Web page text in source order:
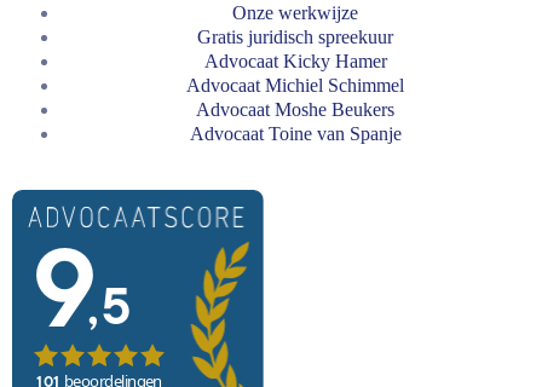
Onze werkwijze
Gratis juridisch spreekuur
Advocaat Kicky Hamer
Advocaat Michiel Schimmel
Advocaat Moshe Beukers
Advocaat Toine van Spanje